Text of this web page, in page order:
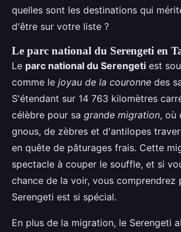
quelles sont les destinations qui
d'être sur votre liste ?
Le parc national du Serengeti en
Le parc national du Serengeti est
comme le joyau de la couronne des
S'étendant sur 14 763 kilomètres
célèbre pour sa grande migration, où
gnous, de zèbres et d'antilopes
en quête de pâturages frais. Cette
spectacle à couper le souffle, et si
chance de la voir, vous comprendrez
Serengeti est si spécial.
En plus de la migration, le Serengeti